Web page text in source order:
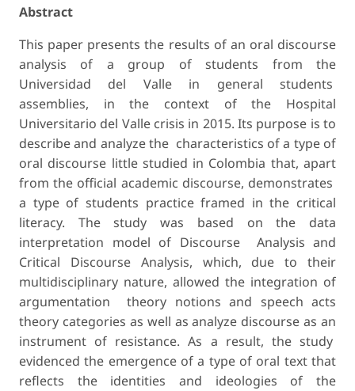
Abstract
This paper presents the results of an oral discourse
analysis of a group of students from the
Universidad del Valle in general students
assemblies, in the context of the Hospital
Universitario del Valle crisis in 2015. Its purpose is to
describe and analyze the characteristics of a type of
oral discourse little studied in Colombia that, apart
from the official academic discourse, demonstrates
a type of students practice framed in the critical
literacy. The study was based on the data
interpretation model of Discourse Analysis and
Critical Discourse Analysis, which, due to their
multidisciplinary nature, allowed the integration of
argumentation theory notions and speech acts
theory categories as well as analyze discourse as an
instrument of resistance. As a result, the study
evidenced the emergence of a type of oral text that
reflects the identities and ideologies of the